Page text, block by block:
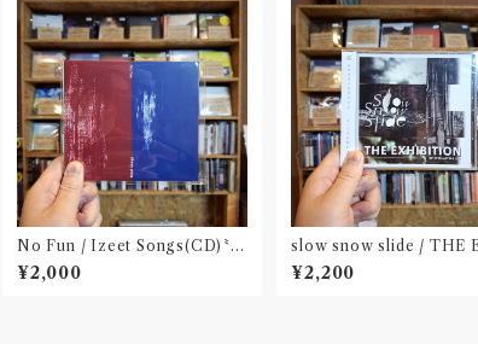
No Fun / Izeet Songs(CD)〝京
都〟
¥2,000
slow snow slide / THE
BITION(CD)〝山形県酒田
¥2,200